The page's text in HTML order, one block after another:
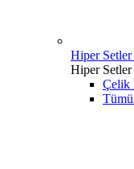
Hiper Setler
Hiper Setler
Çelik